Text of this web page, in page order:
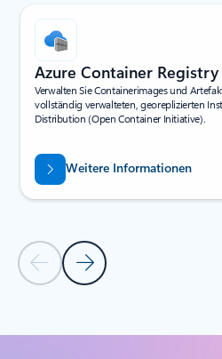
Indikator für {0} {1} Folie
Vorherige FolieNächste Folie
Azure Container Registry
Verwalten Sie Containerimages und
vollständig verwalteten, georeplizierten
Distribution (Open Container Initiative).
Weitere Informationen
Zurück zum Abschnitt